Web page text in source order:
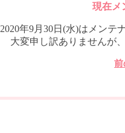
現在メ
2020年9月30日(水)はメンテ
大変申し訳ありませんが
前